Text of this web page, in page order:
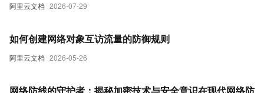
阿里云文档 2026-07-29
阿里云文档 2026-05-26
如何创建网络对象互访流量的防御规则